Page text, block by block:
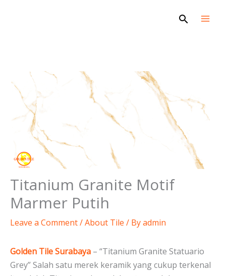
Search
Titanium Granite Motif
Marmer Putih
Leave a Comment/About Tile / Byadmin
Golden Tile Surabaya – “Titanium Granite Statuario
Grey” Salah satu merek keramik yang cukup terkenal